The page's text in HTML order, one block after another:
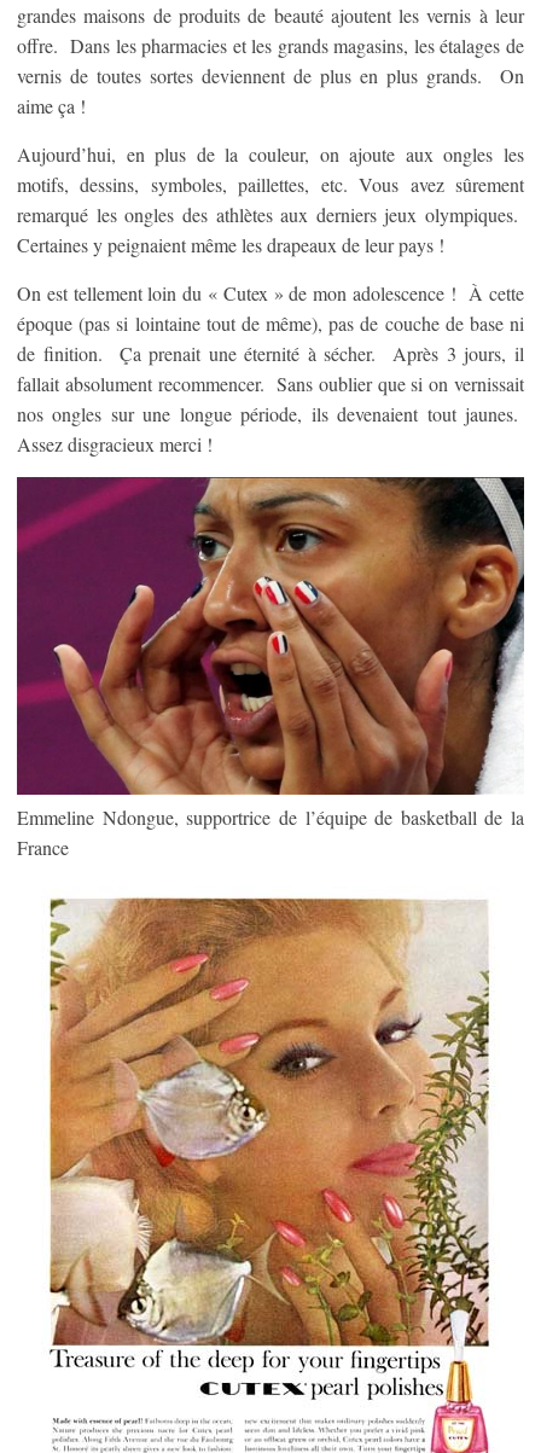
grandes maisons de produits de beauté ajoutent les vernis à leur
offre. Dans les pharmacies et les grands magasins, les étalages de
vernis de toutes sortes deviennent de plus en plus grands. On
aime ça !
Aujourd’hui, en plus de la couleur, on ajoute aux ongles les
motifs, dessins, symboles, paillettes, etc. Vous avez sûrement
remarqué les ongles des athlètes aux derniers jeux olympiques.
Certaines y peignaient même les drapeaux de leur pays !
On est tellement loin du « Cutex » de mon adolescence ! À cette
époque (pas si lointaine tout de même), pas de couche de base ni
de finition. Ça prenait une éternité à sécher. Après 3 jours, il
fallait absolument recommencer. Sans oublier que si on vernissait
nos ongles sur une longue période, ils devenaient tout jaunes.
Assez disgracieux merci !
Emmeline Ndongue, supportrice de l’équipe de basketball de la
France